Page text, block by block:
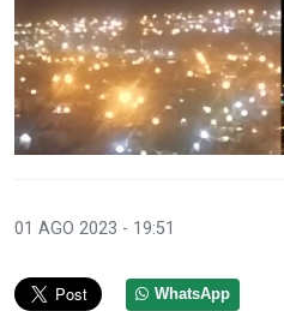
01 AGO 2023 - 19:51
WhatsApp